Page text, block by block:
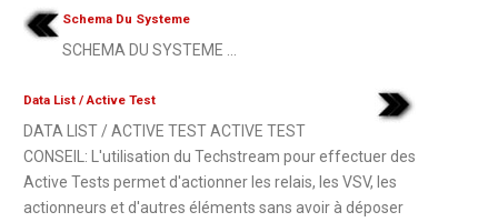
Schema Du Systeme
SCHEMA DU SYSTEME ...
Data List / Active Test
DATA LIST / ACTIVE TEST ACTIVE TEST
CONSEIL: L'utilisation du Techstream pour effectuer des
Active Tests permet d'actionner les relais, les VSV, les
actionneurs et d'autres éléments sans avoir à déposer